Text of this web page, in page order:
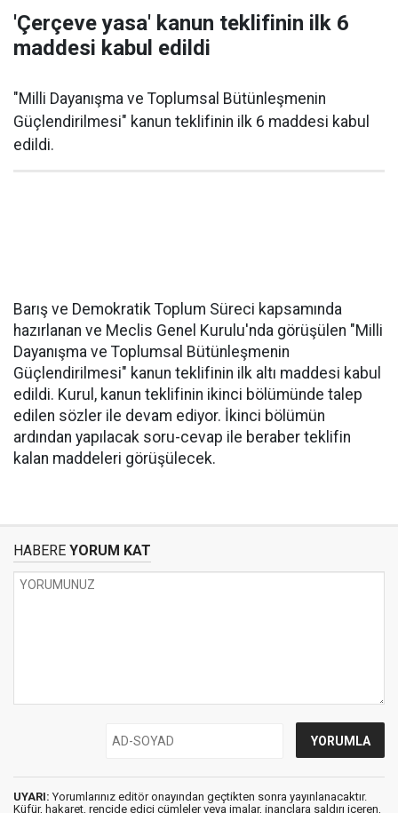
'Çerçeve yasa' kanun teklifinin ilk 6
maddesi kabul edildi
"Milli Dayanışma ve Toplumsal Bütünleşmenin
Güçlendirilmesi" kanun teklifinin ilk 6 maddesi kabul
edildi.
Barış ve Demokratik Toplum Süreci kapsamında
hazırlanan ve Meclis Genel Kurulu'nda görüşülen "Milli
Dayanışma ve Toplumsal Bütünleşmenin
Güçlendirilmesi" kanun teklifinin ilk altı maddesi kabul
edildi. Kurul, kanun teklifinin ikinci bölümünde talep
edilen sözler ile devam ediyor. İkinci bölümün
ardından yapılacak soru-cevap ile beraber teklifin
kalan maddeleri görüşülecek.
HABERE YORUM KAT
UYARI: Yorumlarınız editör onayından geçtikten sonra yayınlanacaktır.
Küfür, hakaret, rencide edici cümleler veya imalar, inançlara saldırı içeren,